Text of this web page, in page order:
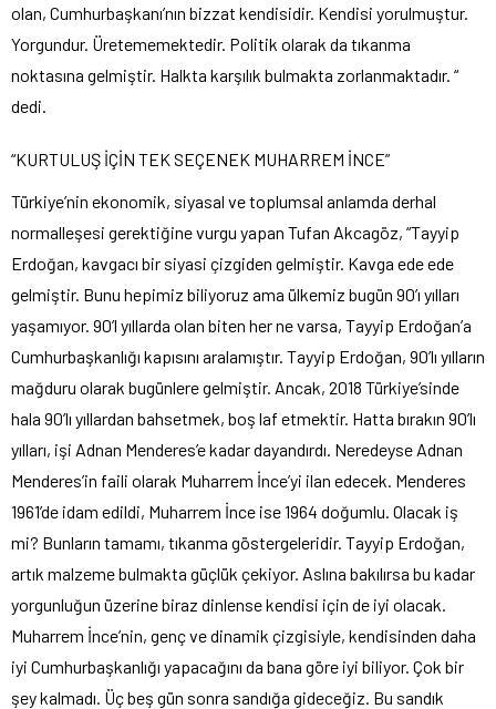
olan, Cumhurbaşkanı’nın bizzat kendisidir. Kendisi yorulmuştur.
Yorgundur. Üretememektedir. Politik olarak da tıkanma
noktasına gelmiştir. Halkta karşılık bulmakta zorlanmaktadır. “
dedi.
“KURTULUŞ İÇİN TEK SEÇENEK MUHARREM İNCE”
Türkiye’nin ekonomik, siyasal ve toplumsal anlamda derhal
normalleşesi gerektiğine vurgu yapan Tufan Akcagöz, “Tayyip
Erdoğan, kavgacı bir siyasi çizgiden gelmiştir. Kavga ede ede
gelmiştir. Bunu hepimiz biliyoruz ama ülkemiz bugün 90’ı yılları
yaşamıyor. 90’l yıllarda olan biten her ne varsa, Tayyip Erdoğan’a
Cumhurbaşkanlığı kapısını aralamıştır. Tayyip Erdoğan, 90’lı yılların
mağduru olarak bugünlere gelmiştir. Ancak, 2018 Türkiye’sinde
hala 90’lı yıllardan bahsetmek, boş laf etmektir. Hatta bırakın 90’lı
yılları, işi Adnan Menderes’e kadar dayandırdı. Neredeyse Adnan
Menderes’in faili olarak Muharrem İnce’yi ilan edecek. Menderes
1961’de idam edildi, Muharrem İnce ise 1964 doğumlu. Olacak iş
mi? Bunların tamamı, tıkanma göstergeleridir. Tayyip Erdoğan,
artık malzeme bulmakta güçlük çekiyor. Aslına bakılırsa bu kadar
yorgunluğun üzerine biraz dinlense kendisi için de iyi olacak.
Muharrem İnce’nin, genç ve dinamik çizgisiyle, kendisinden daha
iyi Cumhurbaşkanlığı yapacağını da bana göre iyi biliyor. Çok bir
şey kalmadı. Üç beş gün sonra sandığa gideceğiz. Bu sandık